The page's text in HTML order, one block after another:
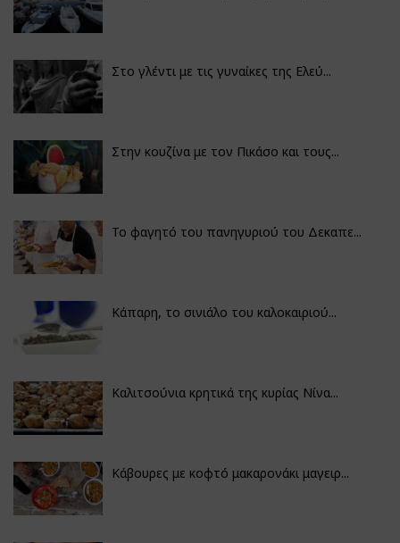
Στο γλέντι με τις γυναίκες της Ελεύ...
Στην κουζίνα με τον Πικάσο και τους...
Το φαγητό του πανηγυριού του Δεκαπε...
Κάπαρη, το σινιάλο του καλοκαιριού...
Καλιτσούνια κρητικά της κυρίας Νίνα...
Κάβουρες με κοφτό μακαρονάκι μαγειρ...